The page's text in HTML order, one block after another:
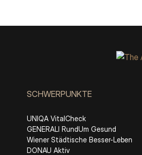
SCHWERPUNKTE
UNIQA VitalCheck
GENERALI RundUm Gesund
Wiener Städtische Besser-Leben
DONAU Aktiv